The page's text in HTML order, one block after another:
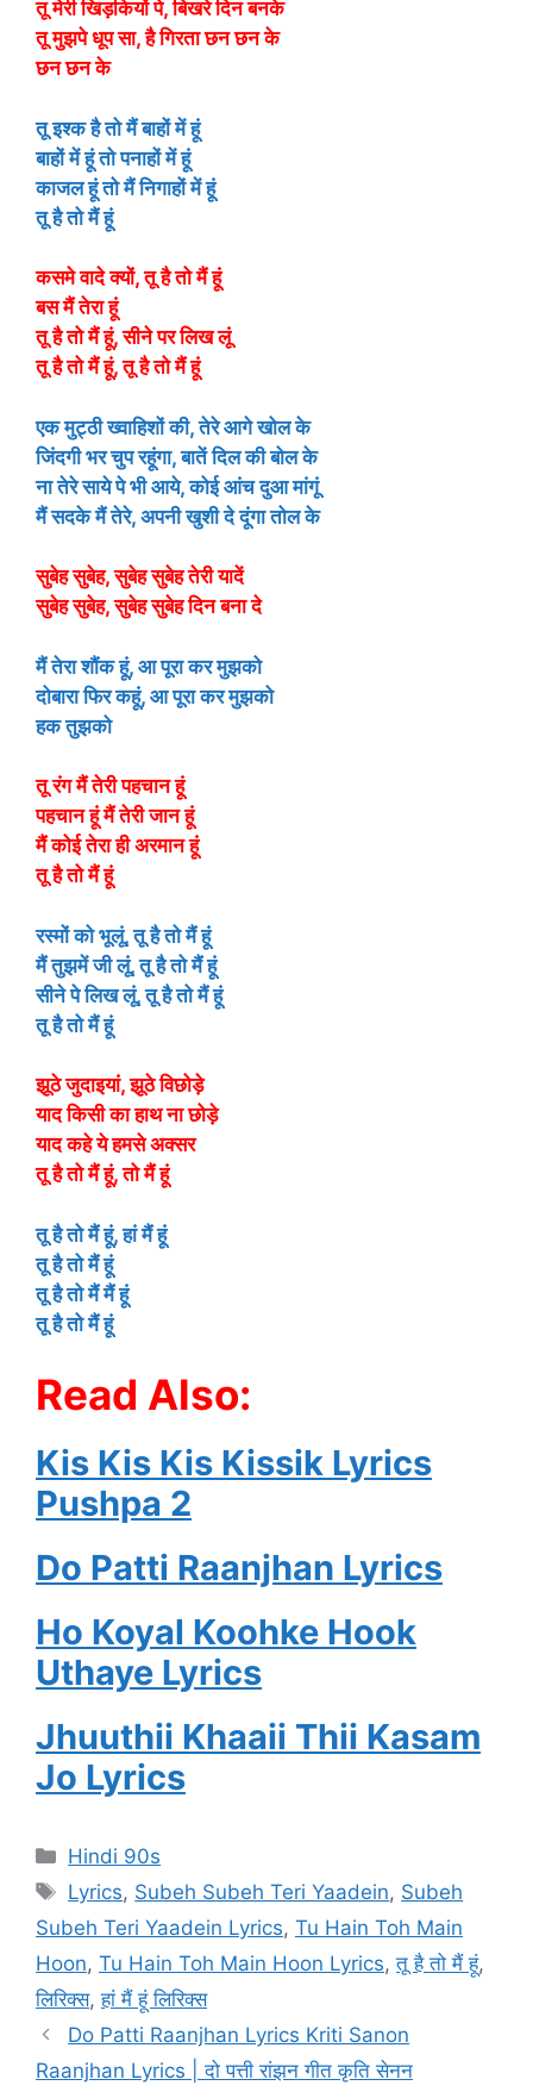
तू मेरी खिड़कियों पे, बिखरे दिन बनके
तू मुझपे ​​धूप सा, है गिरता छन छन के
छन छन के
तू इश्क है तो मैं बाहों में हूं
बाहों में हूं तो पनाहों में हूं
काजल हूं तो मैं निगाहों में हूं
तू है तो मैं हूं
कसमे वादे क्यों, तू है तो मैं हूं
बस मैं तेरा हूं
तू है तो मैं हूं, सीने पर लिख लूं
तू है तो मैं हूं, तू है तो मैं हूं
एक मुट्ठी ख्वाहिशों की, तेरे आगे खोल के
जिंदगी भर चुप रहूंगा, बातें दिल की बोल के
ना तेरे साये पे भी आये, कोई आंच दुआ मांगूं
मैं सदके मैं तेरे, अपनी खुशी दे दूंगा तोल के
सुबेह सुबेह, सुबेह सुबेह तेरी यादें
सुबेह सुबेह, सुबेह सुबेह दिन बना दे
मैं तेरा शौंक हूं, आ पूरा कर मुझको
दोबारा फिर कहूं, आ पूरा कर मुझको
हक तुझको
तू रंग मैं तेरी पहचान हूं
पहचान हूं मैं तेरी जान हूं
मैं कोई तेरा ही अरमान हूं
तू है तो मैं हूं
रस्मों को भूलूं, तू है तो मैं हूं
मैं तुझमें जी लूं, तू है तो मैं हूं
सीने पे लिख लूं, तू है तो मैं हूं
तू है तो मैं हूं
झूठे जुदाइयां, झूठे विछोड़े
याद किसी का हाथ ना छोड़े
याद कहे ये हमसे अक्सर
तू है तो मैं हूं, तो मैं हूं
तू है तो मैं हूं, हां मैं हूं
तू है तो मैं हूं
तू है तो मैं मैं हूं
तू है तो मैं हूं
Read Also:
Kis Kis Kis Kissik Lyrics
Pushpa 2
Do Patti Raanjhan Lyrics
Ho Koyal Koohke Hook
Uthaye Lyrics
Jhuuthii Khaaii Thii Kasam
Jo Lyrics
Categories
Hindi 90s
Tags
Lyrics, Subeh Subeh Teri Yaadein, Subeh
Subeh Teri Yaadein Lyrics, Tu Hain Toh Main
Hoon, Tu Hain Toh Main Hoon Lyrics,तू है तो मैं हूं,
लिरिक्स,हां मैं हूं लिरिक्स
Do Patti Raanjhan Lyrics Kriti Sanon
Raanjhan Lyrics | दो पत्ती रांझन गीत कृति सेनन